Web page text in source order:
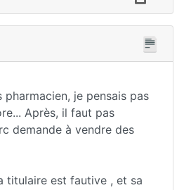
pharmacien, je pensais pas
Après, il faut pas
demande à vendre des
titulaire est fautive , et sa